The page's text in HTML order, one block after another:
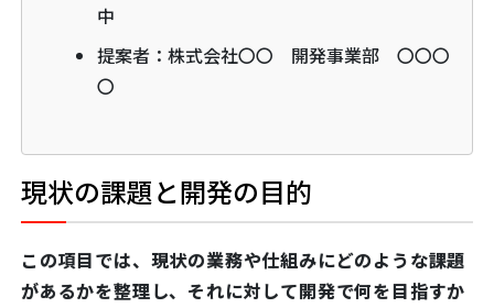
中
提案者：株式会社〇〇 開発事業部 〇〇〇
〇
現状の課題と開発の目的
この項目では、現状の業務や仕組みにどのような課題
があるかを整理し、それに対して開発で何を目指すか